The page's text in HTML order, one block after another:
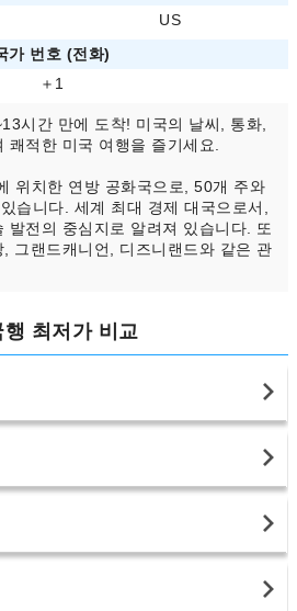
US
가 번호 (전화)
＋1
시간 만에 도착! 미국의 날씨, 통화,
적한 미국 여행을 즐기세요.
위치한 연방 공화국으로, 50개 주와
습니다. 세계 최대 경제 대국으로서,
발전의 중심지로 알려져 있습니다. 또
그랜드캐니언, 디즈니랜드와 같은 관
행 최저가 비교